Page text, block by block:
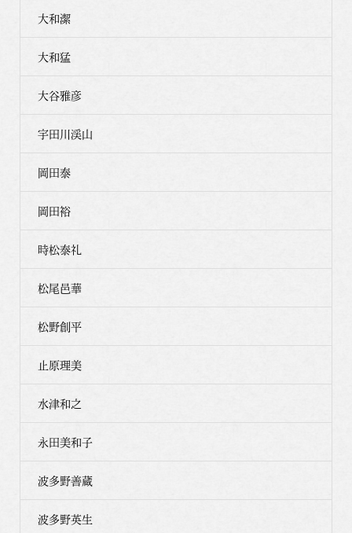
大和潔
大和猛
大谷雅彦
宇田川渓山
岡田泰
岡田裕
時松泰礼
松尾邑華
松野創平
止原理美
水津和之
永田美和子
波多野善蔵
波多野英生